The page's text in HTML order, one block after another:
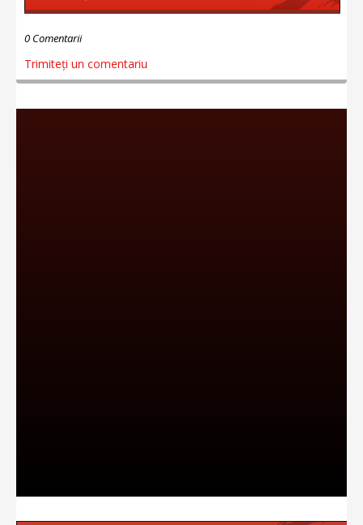
0 Comentarii
Trimiteți un comentariu